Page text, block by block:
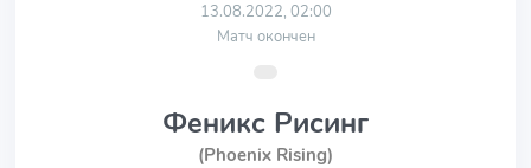
13.08.2022, 02:00
Матч окончен
Феникс Рисинг
(Phoenix Rising)